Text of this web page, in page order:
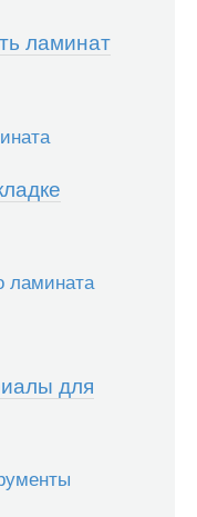
ламинат
ламината
для